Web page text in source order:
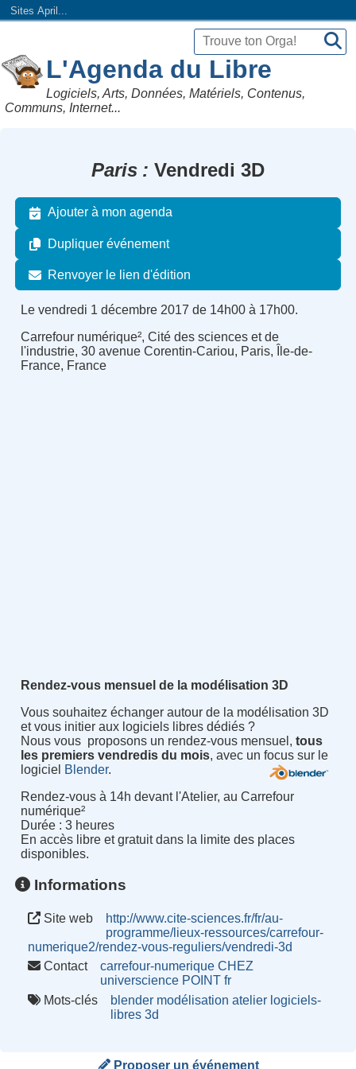
Sites April...
L'Agenda du Libre
Logiciels, Arts, Données, Matériels, Contenus,
Communs, Internet...
Paris Vendredi 3D
Ajouter à mon agenda
Dupliquer événement
Renvoyer le lien d'édition
Le vendredi 1 décembre 2017 de 14h00 à 17h00.
Carrefour numérique², Cité des sciences et de
l'industrie, 30 avenue Corentin-Cariou, Paris, Île-de-
France, France
Rendez-vous mensuel de la modélisation 3D
Vous souhaitez échanger autour de la modélisation 3D
et vous initier aux logiciels libres dédiés ?
Nous vous proposons un rendez-vous mensuel, tous
les premiers vendredis du mois, avec un focus sur le
logiciel Blender.
Rendez-vous à 14h devant l'Atelier, au Carrefour
numérique²
Durée : 3 heures
En accès libre et gratuit dans la limite des places
disponibles.
Informations
Site web
http://www.cite-sciences.fr/fr/au-
programme/lieux-ressources/carrefour-
numerique2/rendez-vous-reguliers/vendredi-3d
Contact
carrefour-numerique CHEZ
universcience POINT fr
Mots-clés
blender modélisation atelier logiciels-
libres 3d
Proposer un événement